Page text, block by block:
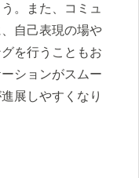
。また、コミュ
自己表現の場や
を行うこともお
ションがスムー
展しやすくなり